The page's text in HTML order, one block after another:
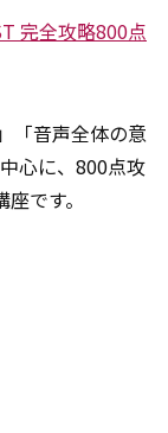
完全攻略800点
「音声全体の意
中心に、800点攻
です。